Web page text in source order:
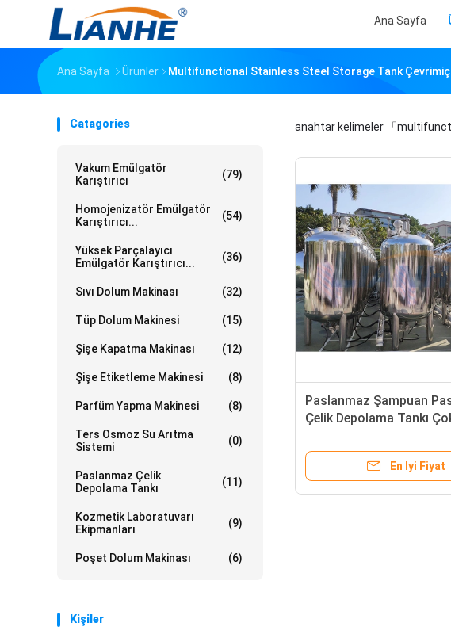
Ana Sayfa
Ana Sayfa Ürünler Multifunctional Stainless Steel Storage Tank
Catagories
Vakum Emülgatör
Karıştırıcı
(79)
Homojenizatör Emülgatör
Karıştırıcı...
(54)
Yüksek Parçalayıcı
Emülgatör Karıştırıcı...
(36)
Sıvı Dolum Makinası (32)
Tüp Dolum Makinesi (15)
Şişe Kapatma Makinası (12)
Şişe Etiketleme Makinesi (8)
Parfüm Yapma Makinesi (8)
Ters Osmoz Su Arıtma
Sistemi
(0)
Paslanmaz Çelik
Depolama Tankı
(11)
Kozmetik Laboratuvarı
Ekipmanları
(9)
Poşet Dolum Makinası (6)
Kişiler
anahtar kelimeler 「
Paslanmaz Şampuan
Çelik Depolama Tankı
En Iyi Fiyat